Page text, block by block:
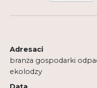
Test
Adresaci
branża gospodarki
ekolodzy